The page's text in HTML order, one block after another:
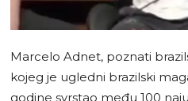
Marcelo Adnet, poznati
kojeg je ugledni brazilski
godine svrstao među 100